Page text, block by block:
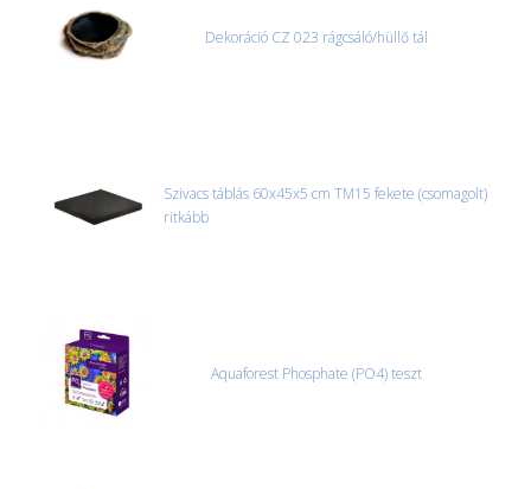
Dekoráció CZ 023 rágcsáló/hüllő tál
Szivacs táblás 60x45x5 cm TM15 fekete (csomagolt)
ritkább
Aquaforest Phosphate (PO4) teszt